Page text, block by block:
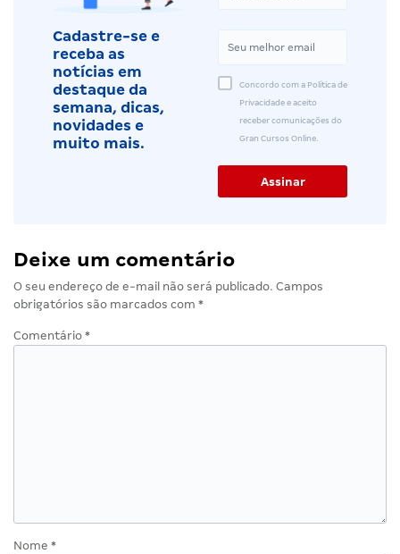
Cadastre-se e
receba as
notícias em
destaque da
semana, dicas,
novidades e
muito mais.
Concordo com a Política de
Privacidade e aceito
receber comunicações do
Gran Cursos Online.
Deixe um comentário
O seu endereço de e-mail não será publicado. Campos
obrigatórios são marcados com *
Comentário *
Nome *